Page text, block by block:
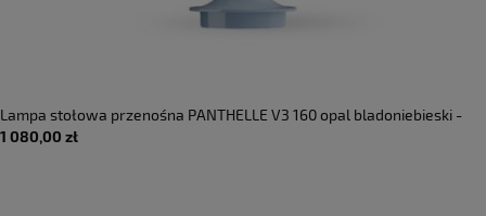
Lampa stołowa przenośna PANTHELLE V3 160 opal bladoniebieski -
LED 2.5W 2700K IP44 - LOUIS POULSEN
1 080,00 zł